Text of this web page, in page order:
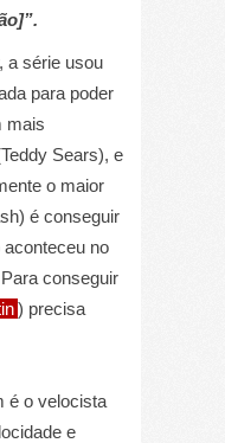
a série usou
para poder
mais
Sears), e
o maior
é conseguir
no
conseguir
) precisa
é o velocista
e